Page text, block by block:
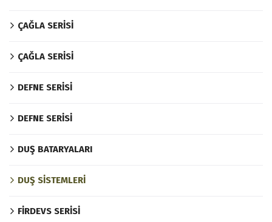
ÇAĞLA SERİSİ
ÇAĞLA SERİSİ
DEFNE SERİSİ
DEFNE SERİSİ
DUŞ BATARYALARI
DUŞ SİSTEMLERİ
FİRDEVS SERİSİ